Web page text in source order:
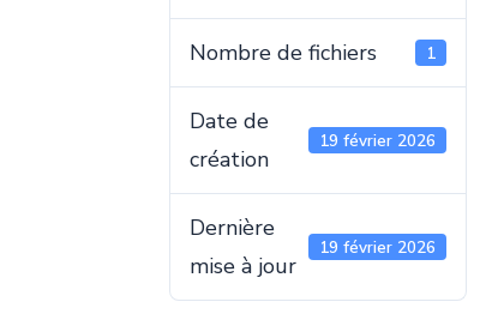
Nombre de fichiers 1
Date de
création
19 février 2026
Dernière
mise à jour
19 février 2026